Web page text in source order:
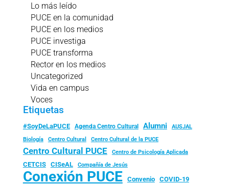
Lo más leído
PUCE en la comunidad
PUCE en los medios
PUCE investiga
PUCE transforma
Rector en los medios
Uncategorized
Vida en campus
Voces
Etiquetas
#SoyDeLaPUCE Agenda Centro Cultural Alumni
AUSJAL
Biología
Centro Cultural Centro Cultural de la PUCE
Centro Cultural PUCE Centro de Psicología Aplicada
CETCIS CISeAL Compañía de Jesús
Conexión PUCE Convenio
COVID-19